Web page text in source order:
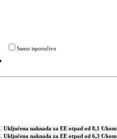
Samo isporučivo
Uključena naknada za EE otpad od 8,1 €/kom
Uključena naknada za EE otpad od 6,3 €/kom